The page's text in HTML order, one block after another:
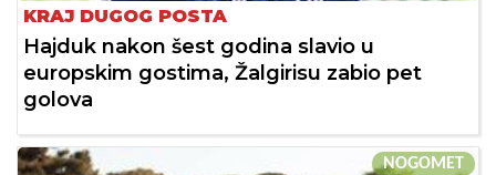
KRAJ DUGOG POSTA
Hajduk nakon šest godina slavio u
europskim gostima, Žalgirisu zabio pet
golova
NOGOMET